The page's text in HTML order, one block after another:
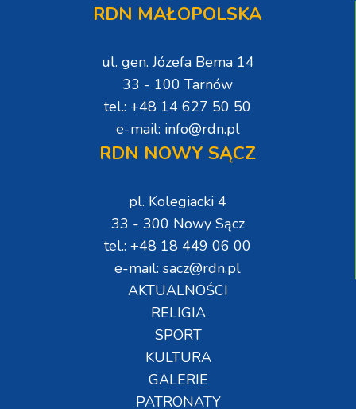
RDN MAŁOPOLSKA
ul. gen. Józefa Bema 14
33 - 100 Tarnów
tel.: +48 14 627 50 50
e-mail: info@rdn.pl
RDN NOWY SĄCZ
pl. Kolegiacki 4
33 - 300 Nowy Sącz
tel.: +48 18 449 06 00
e-mail: sacz@rdn.pl
AKTUALNOŚCI
RELIGIA
SPORT
KULTURA
GALERIE
PATRONATY